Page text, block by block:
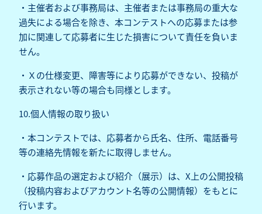
・主催者および事務局は、主催者または事務局の重大な
過失による場合を除き、本コンテストへの応募または参
加に関連して応募者に生じた損害について責任を負いま
せん。
・Ｘの仕様変更、障害等により応募ができない、投稿が
表示されない等の場合も同様とします。
10.個人情報の取り扱い
・本コンテストでは、応募者から氏名、住所、電話番号
等の連絡先情報を新たに取得しません。
・応募作品の選定および紹介（展示）は、X上の公開投稿
（投稿内容およびアカウント名等の公開情報）をもとに
行います。